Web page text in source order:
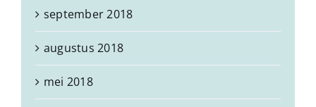
september 2018
augustus 2018
mei 2018